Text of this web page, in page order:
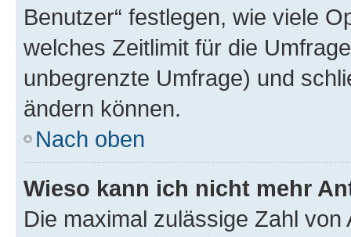
Benutzer“ festlegen, wie viele
welches Zeitlimit für die
unbegrenzte Umfrage) und
ändern können.
Nach oben
Wieso kann ich nicht mehr
Die maximal zulässige Zahl